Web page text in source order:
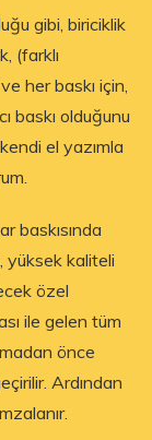
gibi, biriciklik
(farklı
her baskı için,
baskı olduğunu
el yazımla
baskısında
yüksek kaliteli
özel
ile gelen tüm
önce
Ardından